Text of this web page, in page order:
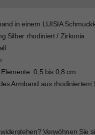
in einem LUISIA
Silber rhodiniert / Zirkonia
Elemente: 0,5 bis 0,8 cm
Armband aus rhodiniertem
Verwöhnen Sie